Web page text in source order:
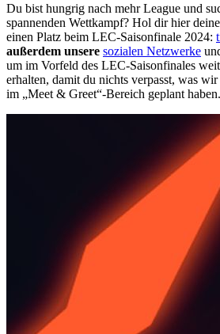
Du bist hungrig nach mehr League und
spannenden Wettkampf? Hol dir hier
einen Platz beim LEC-Saisonfinale 2024:
außerdem unsere sozialen Netzwerke
um im Vorfeld des LEC-Saisonfinales
erhalten, damit du nichts verpasst, was
im „Meet & Greet“-Bereich geplant haben.